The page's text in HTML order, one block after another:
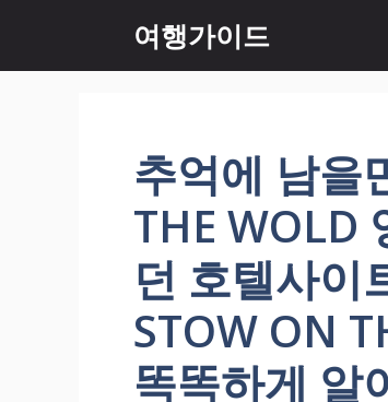
츠
여행가이드
추억에 남을
THE WOLD
던 호텔사이
STOW ON
똑똑하게 알